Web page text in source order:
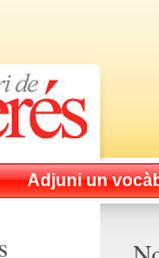
Adjuni un